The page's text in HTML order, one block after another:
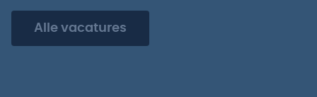
Alle vacatures